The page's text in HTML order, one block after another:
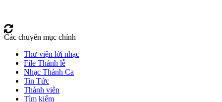
Các chuyên mục chính
Thư viện lời nhạc
File Thánh lễ
Nhạc Thánh Ca
Tin Tức
Thành viên
Tìm kiếm